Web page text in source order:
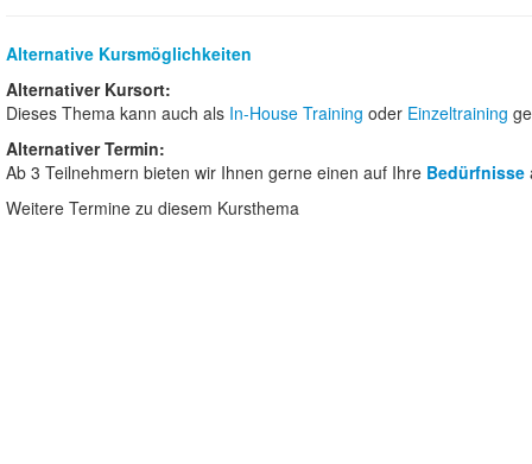
Alternative Kursmöglichkeiten
Alternativer Kursort:
Dieses Thema kann auch als In-House Training oder Einzeltraining
Alternativer Termin:
Ab 3 Teilnehmern bieten wir Ihnen gerne einen auf Ihre Bedürfnisse
Weitere Termine zu diesem Kursthema